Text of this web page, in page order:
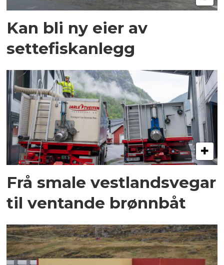
Kan bli ny eier av
settefiskanlegg
Frå smale vestlandsvegar
til ventande brønnbåt